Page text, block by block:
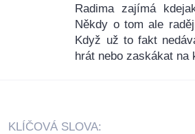
Radima zajímá
Někdy o tom ale
Když už to fakt
hrát nebo zaskákat na
KLÍČOVÁ SLOVA: